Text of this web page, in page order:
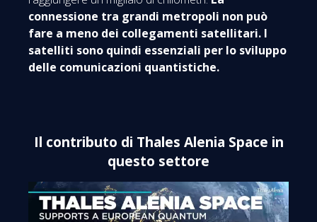
connessione tra grandi metropoli non può
fare a meno dei collegamenti satellitari. I
satelliti sono quindi essenziali per lo sviluppo
delle comunicazioni quantistiche.
Il contributo di Thales Alenia Space in
questo settore